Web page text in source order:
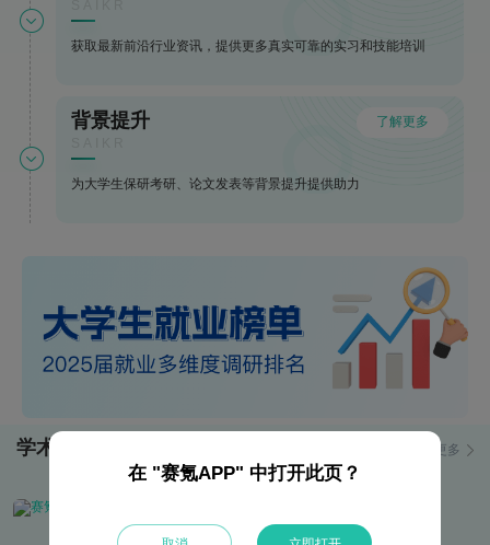
获取最新前沿行业资讯，提供更多真实可靠的实习和技能培训
背景提升
为大学生保研考研、论文发表等背景提升提供助力
了解更多
学术资讯
更多
洞察前沿动态，聚焦热点资讯，感知行业脉络，引领启智未来
在 "赛氪APP" 中打开此页？